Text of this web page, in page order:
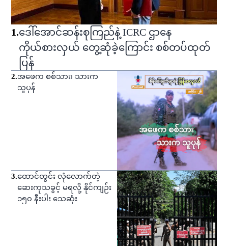
1.ဒေါ်အောင်ဆန်းစုကြည်နဲ့ ICRC ဌာနေ
ကိုယ်စားလှယ် တွေ့ဆုံခဲ့ကြောင်း စစ်တပ်ထုတ်
ပြန်
2.အဖေက စစ်သား၊ သားက
သူပုန်
3.ထောင်တွင်း လုံလောက်တဲ့
ဆေးကုသခွင့် မရလို့ နိုင်ကျဉ်း
၁၅၀ နီးပါး သေဆုံး